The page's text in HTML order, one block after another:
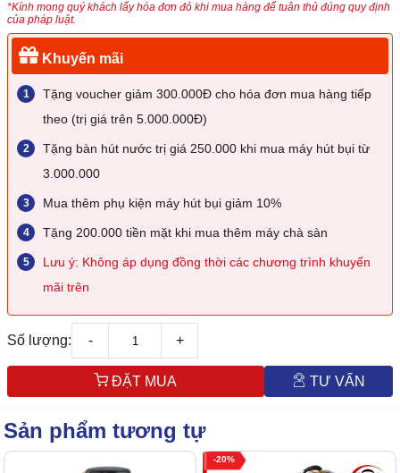
*Kính mong quý khách lấy hóa đơn đỏ khi mua hàng để tuân thủ đúng quy định
của pháp luật.
Khuyến mãi
Tặng voucher giảm 300.000Đ cho hóa đơn mua hàng tiếp
theo (trị giá trên 5.000.000Đ)
Tặng bàn hút nước trị giá 250.000 khi mua máy hút bụi từ
3.000.000
Mua thêm phụ kiện máy hút bụi giảm 10%
Tặng 200.000 tiền mặt khi mua thêm máy chà sàn
Lưu ý: Không áp dụng đồng thời các chương trình khuyến
mãi trên
Số lượng: - +
ĐẶT MUA TƯ VẤN
Sản phẩm tương tự
20